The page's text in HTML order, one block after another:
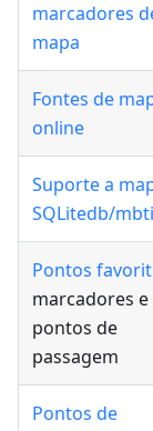
marcadores
mapa
Fontes de
online
Suporte a
SQLitedb/
Pontos
marcadores e
pontos de
passagem
Pontos de